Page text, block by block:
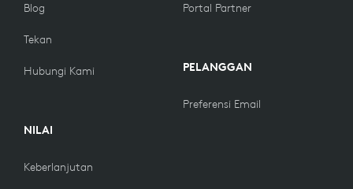
Blog
Tekan
Hubungi Kami
NILAI
Keberlanjutan
Portal Partner
PELANGGAN
Preferensi Email